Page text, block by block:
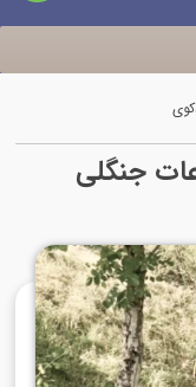
جنگلی